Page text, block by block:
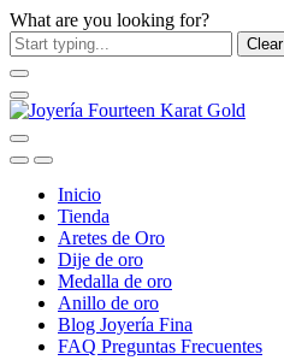
What are you looking for?
Clear
Inicio
Tienda
Aretes de Oro
Dije de oro
Medalla de oro
Anillo de oro
Blog Joyería Fina
FAQ Preguntas Frecuentes